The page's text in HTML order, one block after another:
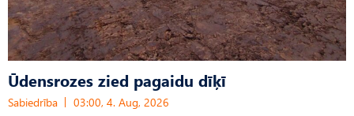
Ūdensrozes zied pagaidu dīķī
Sabiedrība 03:00, 4. Aug, 2026